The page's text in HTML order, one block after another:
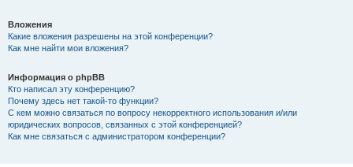
Вложения
Какие вложения разрешены на этой конференции?
Как мне найти мои вложения?
Информация о phpBB
Кто написал эту конференцию?
Почему здесь нет такой-то функции?
С кем можно связаться по вопросу некорректного использования и/или
юридических вопросов, связанных с этой конференцией?
Как мне связаться с администратором конференции?